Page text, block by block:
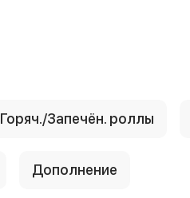
Горяч./Запечён. роллы
Дополнение